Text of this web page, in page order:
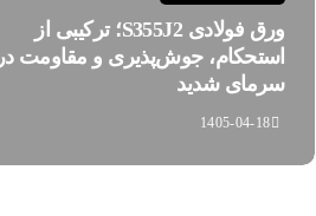
ورق فولادی S355J2؛ ترکیبی از
استحکام، جوش‌پذیری و مقاومت در
سرمای شدید
1405-04-18